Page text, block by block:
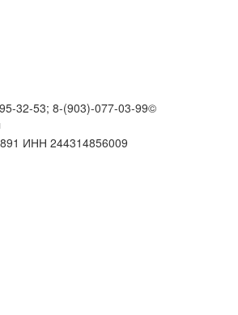
32-53; 8-(903)-077-03-99©
ИНН 244314856009